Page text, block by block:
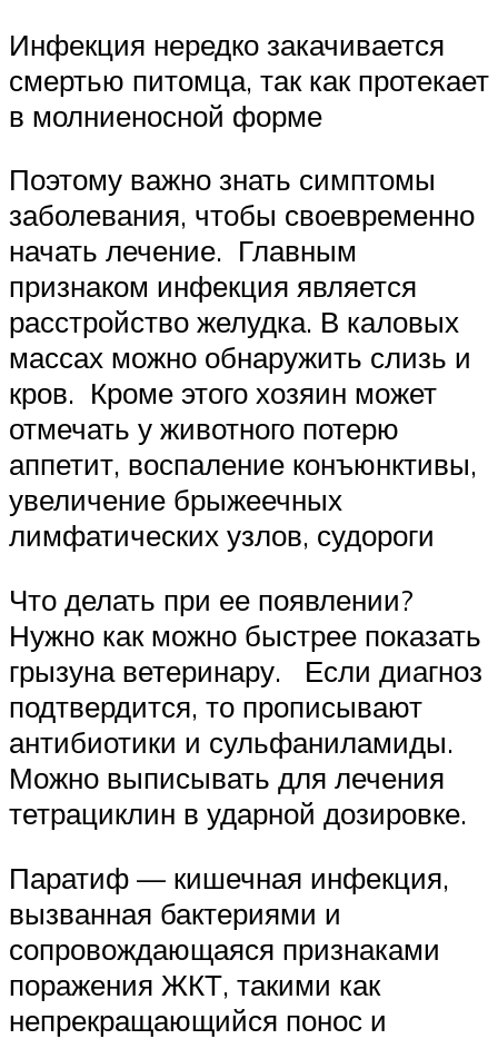
Инфекция нередко закачивается
смертью питомца, так как протекает
в молниеносной форме
Поэтому важно знать симптомы
заболевания, чтобы своевременно
начать лечение. Главным
признаком инфекция является
расстройство желудка. В каловых
массах можно обнаружить слизь и
кров. Кроме этого хозяин может
отмечать у животного потерю
аппетит, воспаление конъюнктивы,
увеличение брыжеечных
лимфатических узлов, судороги
Что делать при ее появлении?
Нужно как можно быстрее показать
грызуна ветеринару. Если диагноз
подтвердится, то прописывают
антибиотики и сульфаниламиды.
Можно выписывать для лечения
тетрациклин в ударной дозировке.
Паратиф — кишечная инфекция,
вызванная бактериями и
сопровождающаяся признаками
поражения ЖКТ, такими как
непрекращающийся понос и